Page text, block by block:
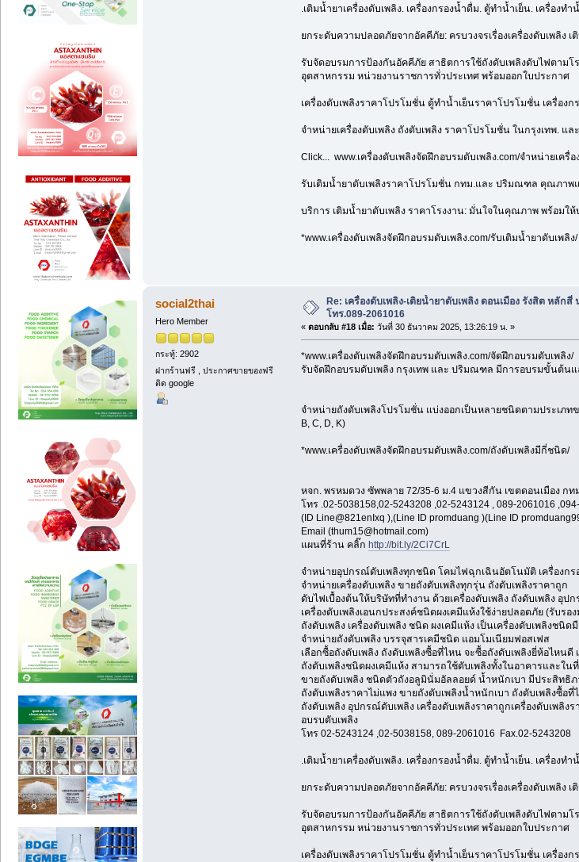
.เติมน้ำยาเครื่องดับเพลิง. เครื่องกรองน้ำดื่ม. ตู้ทำน้ำเย็น. เครื่องทำ
ยกระดับความปลอดภัยจากอัคคีภัย: ครบวงจรเรื่องเครื่องดับเพลิง เ
รับจัดอบรมการป้องกันอัคคีภัย สาธิตการใช้ถังดับเพลิงดับไฟตาม
อุตสาหกรรม หน่วยงานราชการทั่วประเทศ พร้อมออกใบประกาศ
เครื่องดับเพลิงราคาโปรโมชั่น ตู้ทำน้ำเย็นราคาโปรโมชั่น เครื่อง
จำหน่ายเครื่องดับเพลิง ถังดับเพลิง ราคาโปรโมชั่น ในกรุงเทพ. แ
Click... www.เครื่องดับเพลิงจัดฝึกอบรมดับเพลิง.com/จำหน่ายเครื่อ
รับเติมน้ำยาดับเพลิงราคาโปรโมชั่น กทม.และ ปริมณฑล คุณภาพ
บริการ เติมน้ำยาดับเพลิง ราคาโรงงาน: มั่นใจในคุณภาพ พร้อมให้
*www.เครื่องดับเพลิงจัดฝึกอบรมดับเพลิง.com/รับเติมน้ำยาดับเพลิง/
social2thai
Hero Member
กระทู้: 2902
ฝากร้านฟรี , ประกาศขายของฟรี
ติด google
Re: เครื่องดับเพลิง-เติยน้ำยาดับเพลิง ดอนเมือง รังสิต หลักสี่
โทร.089-2061016
« ตอบกลับ #18 เมื่อ: วันที่ 30 ธันวาคม 2025, 13:26:19 น. »
*www.เครื่องดับเพลิงจัดฝึกอบรมดับเพลิง.com/จัดฝึกอบรมดับเพลิง/
รับจัดฝึกอบรมดับเพลิง กรุงเทพ และ ปริมณฑล มีการอบรมขั้นต้น
จำหน่ายถังดับเพลิงโปรโมชั่น แบ่งออกเป็นหลายชนิดตามประเภท
B, C, D, K)
*www.เครื่องดับเพลิงจัดฝึกอบรมดับเพลิง.com/ถังดับเพลิงมีกี่ชนิด/
หจก. พรหมดวง ซัพพลาย 72/35-6 ม.4 แขวงสีกัน เขตดอนเมือง กท
โทร .02-5038158,02-5243208 ,02-5243124 , 089-2061016
(ID Line@821enIxq ),(Line ID promduang )(Line ID
Email (thum15@hotmail.com)
แผนที่ร้าน คลิ๊ก http://bit.ly/2Ci7CrL
จำหน่ายอุปกรณ์ดับเพลิงทุกชนิด โคมไฟฉุกเฉินอัตโนมัติ เครื่องกร
จำหน่ายเครื่องดับเพลิง ขายถังดับเพลิงทุกรุ่น ถังดับเพลิงราคาถูก
ดับไฟเบื้องต้นให้บริษัทที่ทำงาน ด้วยเครื่องดับเพลิง ถังดับเพลิง อุป
เครื่องดับเพลิงเอนกประสงค์ชนิดผงเคมีแห้งใช้ง่ายปลอดภัย (รับรอ
ถังดับเพลิง เครื่องดับเพลิง ชนิด ผงเคมีแห้ง เป็นเครื่องดับเพลิงชนิด
จำหน่ายถังดับเพลิง บรรจุสารเคมีชนิด แอมโมเนียมฟอสเฟส
เลือกซื้อถังดับเพลิง ถังดับเพลิงซื้อที่ไหน จะซื้อถังดับเพลิงยี่ห้อไหนดี
ถังดับเพลิงชนิดผงเคมีแห้ง สามารถใช้ดับเพลิงทั้งในอาคารและใน
ขายถังดับเพลิง ชนิดตัวถังอลูมินั่มอัลลอยด์ น้ำหนักเบา มีประสิทธิภ
ถังดับเพลิงราคาไม่แพง ขายถังดับเพลิงน้ำหนักเบา ถังดับเพลิงซื้อที่
ถังดับเพลิง อุปกรณ์ดับเพลิง เครื่องดับเพลิงราคาถูกเครื่องดับเพลิ
อบรบดับเพลิง
โทร 02-5243124 ,02-5038158, 089-2061016 Fax.02-5243208
.เติมน้ำยาเครื่องดับเพลิง. เครื่องกรองน้ำดื่ม. ตู้ทำน้ำเย็น. เครื่องทำ
ยกระดับความปลอดภัยจากอัคคีภัย: ครบวงจรเรื่องเครื่องดับเพลิง เ
รับจัดอบรมการป้องกันอัคคีภัย สาธิตการใช้ถังดับเพลิงดับไฟตาม
อุตสาหกรรม หน่วยงานราชการทั่วประเทศ พร้อมออกใบประกาศ
เครื่องดับเพลิงราคาโปรโมชั่น ตู้ทำน้ำเย็นราคาโปรโมชั่น เครื่อง